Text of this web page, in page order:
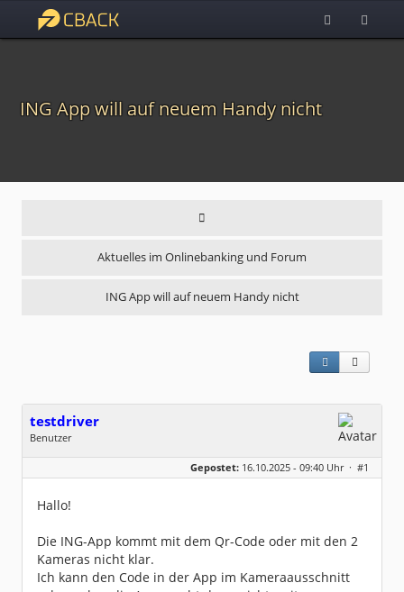
ING App will auf neuem Handy nicht
Aktuelles im Onlinebanking und Forum
ING App will auf neuem Handy nicht
testdriver
Benutzer
Geschlecht:
keine Angabe
Dabei seit:
11 / 2013
Gepostet: 16.10.2025 - 09:40 Uhr · #1
Hallo!
Die ING-App kommt mit dem Qr-Code oder mit den 2
Kameras nicht klar.
Ich kann den Code in der App im Kameraausschnitt